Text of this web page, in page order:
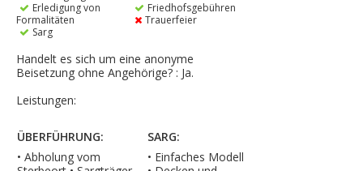
Erledigung von
Formalitäten
Sarg
Friedhofsgebühren
Trauerfeier
Handelt es sich um eine anonyme
Beisetzung ohne Angehörige? : Ja.
Leistungen:
ÜBERFÜHRUNG:
SARG:
• Abholung vom
• Einfaches Modell